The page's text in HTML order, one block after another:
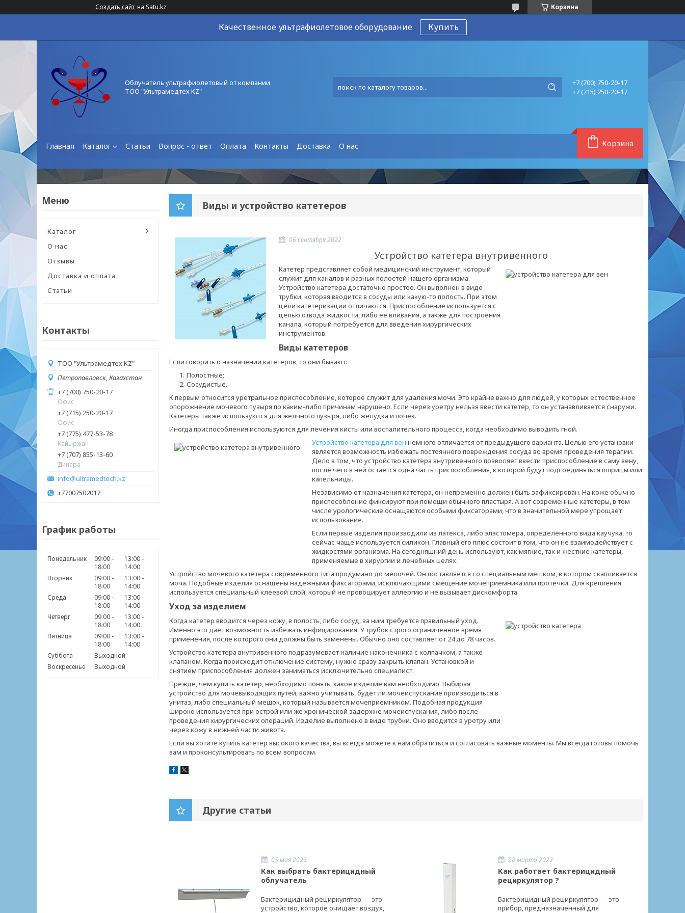
Создать сайт на Satu.kz Корзина
Качественное ультрафиолетовое оборудование Купить
Облучатель ультрафиолетовый от компании
ТОО "Ультрамедтех KZ"
+7 (700) 750-20-17
+7 (715) 250-20-17
Главная Каталог Статьи Вопрос - ответ Оплата Контакты Доставка О нас Корзина
Каталог
О нас
Отзывы
Доставка и оплата
Статьи
Контакты
ТОО "Ультрамедтех KZ"
Петропавловск, Казахстан
+7 (700) 750-20-17
Офис
+7 (715) 250-20-17
Офис
+7 (775) 477-53-78
Кайыржан
+7 (707) 855-13-60
Динара
info@ultramedtech.kz
+77007502017
График работы
Понедельник
09:00
18:00
13:00
14:00
Вторник
09:00
18:00
13:00
14:00
Среда
09:00
18:00
13:00
14:00
Четверг
09:00
18:00
13:00
14:00
Пятница
09:00
18:00
13:00
14:00
Суббота
Выходной
Воскресенье
Выходной
Виды и устройство катетеров
06 сентября 2022
Устройство катетера внутривенного
Катетер представляет собой медицинский инструмент, который
служит для каналов и разных полостей нашего организма.
Устройство катетера достаточно простое. Он выполнен в виде
трубки, которая вводится в сосуды или какую-то полость. При этом
цели катетеризации отличаются. Приспособление используется с
целью отвода жидкости, либо ее вливания, а также для построения
канала, который потребуется для введения хирургических
инструментов.
Виды катетеров
Если говорить о назначении катетеров, то они бывают:
Полостные;
Сосудистые.
К первым относится уретральное приспособление, которое служит для удаления мочи. Это крайне важно для людей, у которых естественное
опорожнение мочевого пузыря по каким-либо причинам нарушено. Если через уретру нельзя ввести катетер, то он устанавливается снаружи.
Катетеры также используются для желчного пузыря, либо желудка и почек.
Иногда приспособления используются для лечения кисты или воспалительного процесса, когда необходимо выводить гной.
Устройство катетера для вен немного отличается от предыдущего варианта. Целью его установки
является возможность избежать постоянного повреждения сосуда во время проведения терапии.
Дело в том, что устройство катетера внутривенного позволяет ввести приспособление в саму вену,
после чего в ней остается одна часть приспособления, к которой будут подсоединяться шприцы или
капельницы.
Независимо от назначения катетера, он непременно должен быть зафиксирован. На коже обычно
приспособление фиксируют при помощи обычного пластыря. А вот современные катетеры, в том
числе урологические оснащаются особыми фиксаторами, что в значительной мере упрощает
использование.
Если первые изделия производили из латекса, либо эластомера, определенного вида каучука, то
сейчас чаще используется силикон. Главный его плюс состоит в том, что он не взаимодействует с
жидкостями организма. На сегодняшний день используют, как мягкие, так и жесткие катетеры,
применяемые в хирургии и лечебных целях.
Устройство мочевого катетера современного типа продумано до мелочей. Он поставляется со специальным мешком, в котором скапливается
моча. Подобные изделия оснащены надежными фиксаторами, исключающими смещение мочеприемника или протечки. Для крепления
используется специальный клеевой слой, который не провоцирует аллергию и не вызывает дискомфорта.
Уход за изделием
Когда катетер вводится через кожу, в полость, либо сосуд, за ним требуется правильный уход.
Именно это дает возможность избежать инфицирования. У трубок строго ограниченное время
применения, после которого они должны быть заменены. Обычно оно составляет от 24 до 78 часов.
Устройство катетера внутривенного подразумевает наличие наконечника с колпачком, а также
клапаном. Когда происходит отключение систему, нужно сразу закрыть клапан. Установкой и
снятием приспособления должен заниматься исключительно специалист.
Прежде, чем купить катетер, необходимо понять, какое изделие вам необходимо. Выбирая
устройство для мочевыводящих путей, важно учитывать, будет ли мочеиспускание производиться в
унитаз, либо специальный мешок, который называется мочеприемником. Подобная продукция
широко используется при острой или же хронической задержке мочеиспускания, либо после
проведения хирургических операций. Изделие выполнено в виде трубки. Оно вводится в уретру или
через кожу в нижней части живота.
Если вы хотите купить катетер высокого качества, вы всегда можете к нам обратиться и согласовать важные моменты. Мы всегда готовы помочь
вам и проконсультировать по всем вопросам.
Другие статьи
05 мая 2023
Как выбрать бактерицидный
облучатель
Бактерицидный рециркулятор — это
устройство, которое очищает воздух,
28 марта 2023
Как работает бактерицидный
рециркулятор ?
Бактерицидный рециркулятор — это
прибор, предназначенный для